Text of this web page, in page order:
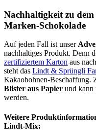
Nachhaltigkeit zu
Marken-Schokolade
Auf jeden Fall ist unser
nachhaltiges Produkt. Denn
zertifiziertem Karton aus
steht das Lindt & Sprüngli
Kakaobohnen-Beschaffung.
Blister aus Papier und kann
werden.
Weitere
Lindt-Mix: